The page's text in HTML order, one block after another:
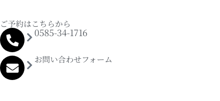
0585-34-1716
ご予約はこちらから
お問い合わせフォーム